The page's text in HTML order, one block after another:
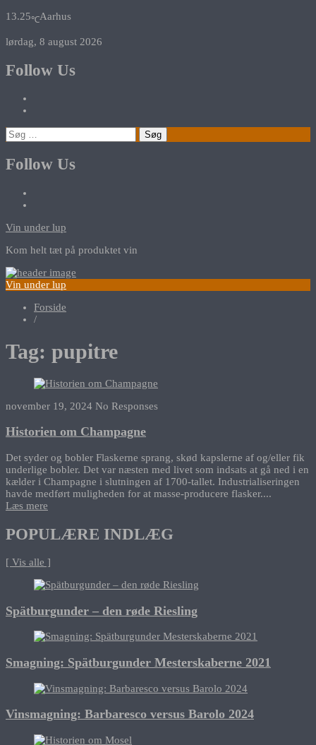
13.25℃Aarhus
lørdag, 8 august 2026
Follow Us
Søg
efter:
Follow Us
Vin under lup
Kom helt tæt på produktet vin
Vin under lup
Forside
/
Tag: pupitre
november 19, 2024 No Responses
Historien om Champagne
Det syder og bobler Flaskerne sprang, skød kapslerne af og/eller fik
underlige bobler. Det var næsten med livet som indsats at gå ned i en
kælder i Champagne i slutningen af 1700-tallet. Industrialiseringen
havde medført muligheden for at masse-producere flasker....
Læs mere
POPULÆRE INDLÆG
[ Vis alle ]
Spätburgunder – den røde Riesling
Smagning: Spätburgunder Mesterskaberne 2021
Vinsmagning: Barbaresco versus Barolo 2024